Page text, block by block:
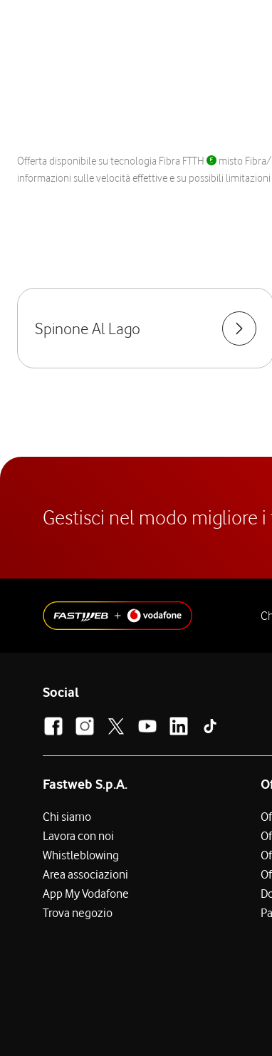
Offerta disponibile su tecnologia Fibra FTTH misto Fibra/
informazioni sulle velocità effettive e su possibili
Spinone Al Lago
Gestisci nel modo migliore
Social
Fastweb S.p.A.
Chi siamo
Lavora con noi
Whistleblowing
Area associazioni
App My Vodafone
Trova negozio